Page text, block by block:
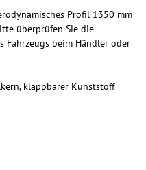
Profil 1350 mm
überprüfen Sie die
Fahrzeugs beim Händler oder
klappbarer Kunststoff